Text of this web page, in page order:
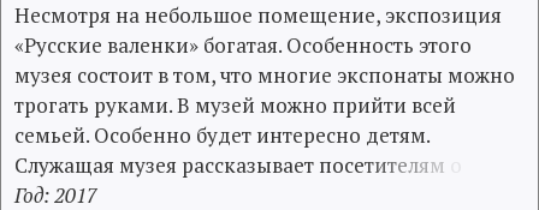
Несмотря на небольшое помещение, экспозиция
«Русские валенки» богатая. Особенность этого
музея состоит в том, что многие экспонаты можно
трогать руками. В музей можно прийти всей
семьей. Особенно будет интересно детям.
Служащая музея рассказывает посетителям
Год: 2017